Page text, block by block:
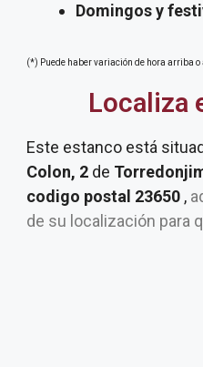
Domingos y
(*) Puede haber variación de hora arriba
Localiza
Este estanco está
Colon, 2 de
codigo postal 23650 ,
de su localización para